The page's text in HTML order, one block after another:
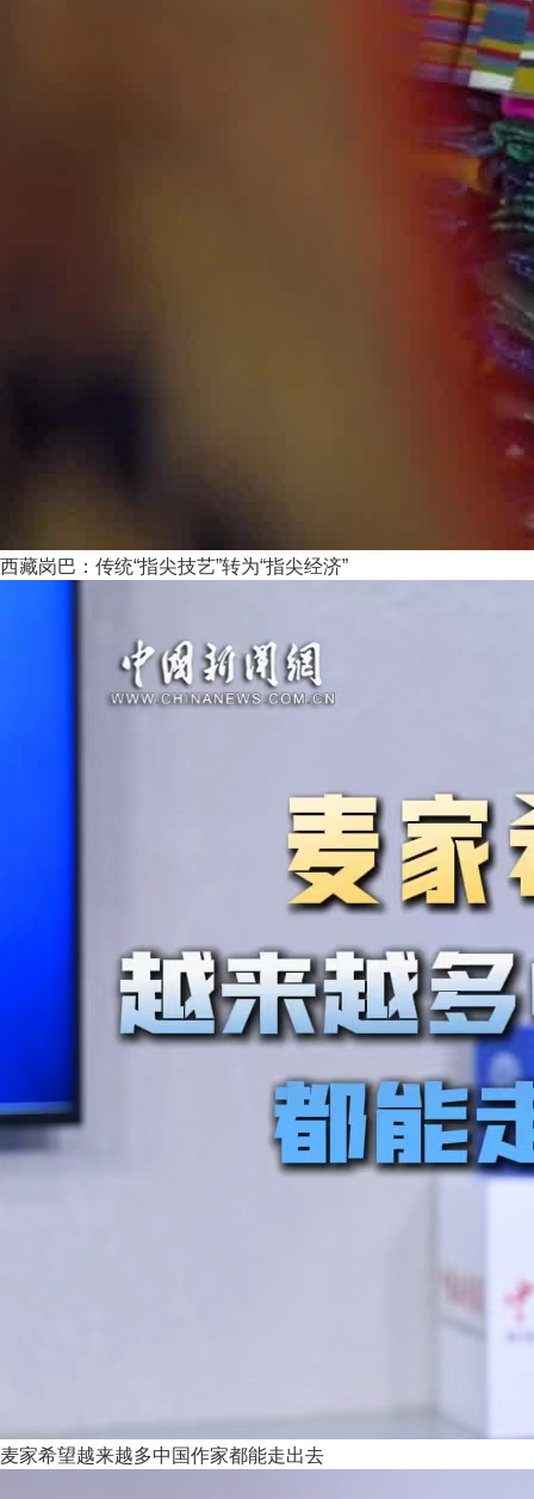
西藏岗巴：传统“指尖技艺”转为“指尖经济”
麦家希望越来越多中国作家都能走出去